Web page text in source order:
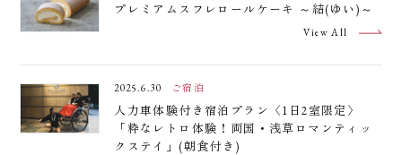
プレミアムスフレロールケーキ ～結(ゆい)～
View All
2025.6.30 ご宿泊
人力車体験付き宿泊プラン〈1日2室限定〉
「粋なレトロ体験！両国・浅草ロマンティッ
クステイ」(朝食付き)
トップページ
リンク
会社情報 旅行代理店の方へ